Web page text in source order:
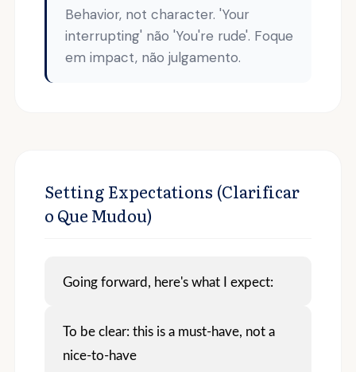
Behavior, not character. 'Your
interrupting' não 'You're rude'. Foque
em impact, não julgamento.
Setting Expectations (Clarificar
o Que Mudou)
Going forward, here's what I expect:
To be clear: this is a must-have, not a
nice-to-have